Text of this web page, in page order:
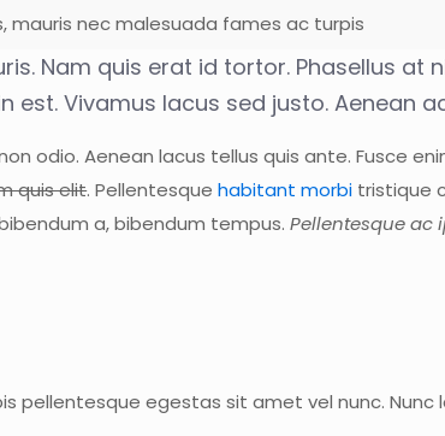
mauris nec malesuada fames ac turpis
Nam quis erat id tortor. Phasellus at
est. Vivamus lacus sed justo. Aenean
odio. Aenean lacus tellus quis ante. Fusce
quis elit. Pellentesquehabitant morbi tristique
a, bibendum tempus.Pellentesque ac
pellentesque egestas sit amet vel nunc. Nunc